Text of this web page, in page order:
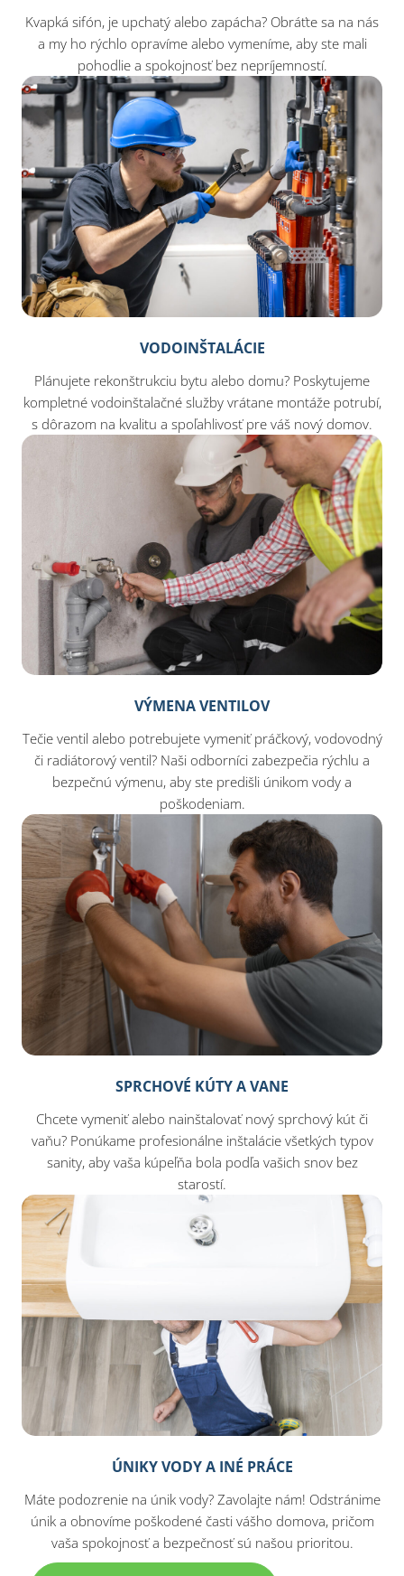
Kvapká sifón, je upchatý alebo zapácha? Obráťte sa na nás
a my ho rýchlo opravíme alebo vymeníme, aby ste mali
pohodlie a spokojnosť bez nepríjemností.
VODOINŠTALÁCIE
Plánujete rekonštrukciu bytu alebo domu? Poskytujeme
kompletné vodoinštalačné služby vrátane montáže potrubí,
s dôrazom na kvalitu a spoľahlivosť pre váš nový domov.
VÝMENA VENTILOV
Tečie ventil alebo potrebujete vymeniť práčkový, vodovodný
či radiátorový ventil? Naši odborníci zabezpečia rýchlu a
bezpečnú výmenu, aby ste predišli únikom vody a
poškodeniam.
SPRCHOVÉ KÚTY A VANE
Chcete vymeniť alebo nainštalovať nový sprchový kút či
vaňu? Ponúkame profesionálne inštalácie všetkých typov
sanity, aby vaša kúpeľňa bola podľa vašich snov bez
starostí.
ÚNIKY VODY A INÉ PRÁCE
Máte podozrenie na únik vody? Zavolajte nám! Odstránime
únik a obnovíme poškodené časti vášho domova, pričom
vaša spokojnosť a bezpečnosť sú našou prioritou.